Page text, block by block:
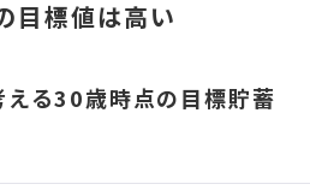
目標値は高い
る30歳時点の目標貯蓄